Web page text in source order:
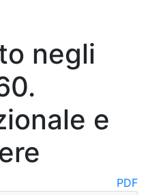
negli
e
PDF